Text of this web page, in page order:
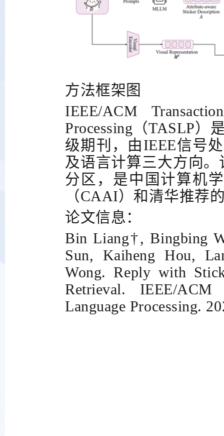
方法框架图
IEEE/ACM
Processing （TASLP）
级期刊，由IEEE信号
及语言计算三大方向。
分区，是中国计算机
（CAAI）和清华推荐
论文信息：
Bin Liang†, Bingbing
Sun, Kaiheng Hou,
Wong. Reply with
Retrieval. IEEE/
Language Processing.